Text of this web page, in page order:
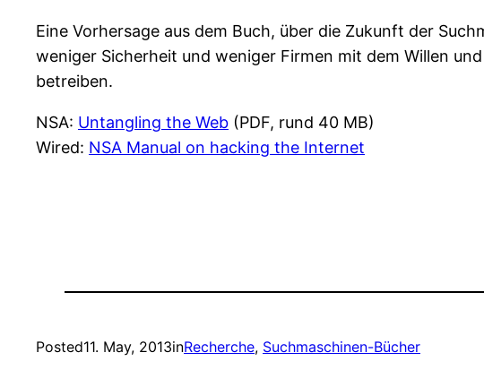
Eine Vorhersage aus dem Buch, über die Zukunft der
weniger Sicherheit und weniger Firmen mit dem Willen
betreiben.
NSA: Untangling the Web (PDF, rund 40 MB)
Wired: NSA Manual on hacking the Internet
Posted11. May, 2013inRecherche, Suchmaschinen-Bücher